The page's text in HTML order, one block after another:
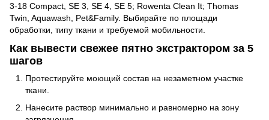
3-18 Compact, SE 3, SE 4, SE 5; Rowenta Clean It; Thomas
Twin, Aquawash, Pet&Family. Выбирайте по площади
обработки, типу ткани и требуемой мобильности.
Как вывести свежее пятно экстрактором за 5
шагов
Протестируйте моющий состав на незаметном участке
ткани.
Нанесите раствор минимально и равномерно на зону